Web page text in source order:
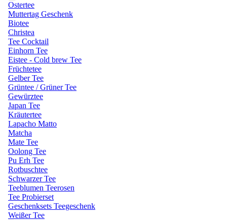
Ostertee
Muttertag Geschenk
Biotee
Christea
Tee Cocktail
Einhorn Tee
Eistee - Cold brew Tee
Früchtetee
Gelber Tee
Grüntee / Grüner Tee
Gewürztee
Japan Tee
Kräutertee
Lapacho Matto
Matcha
Mate Tee
Oolong Tee
Pu Erh Tee
Rotbuschtee
Schwarzer Tee
Teeblumen Teerosen
Tee Probierset
Geschenksets Teegeschenk
Weißer Tee